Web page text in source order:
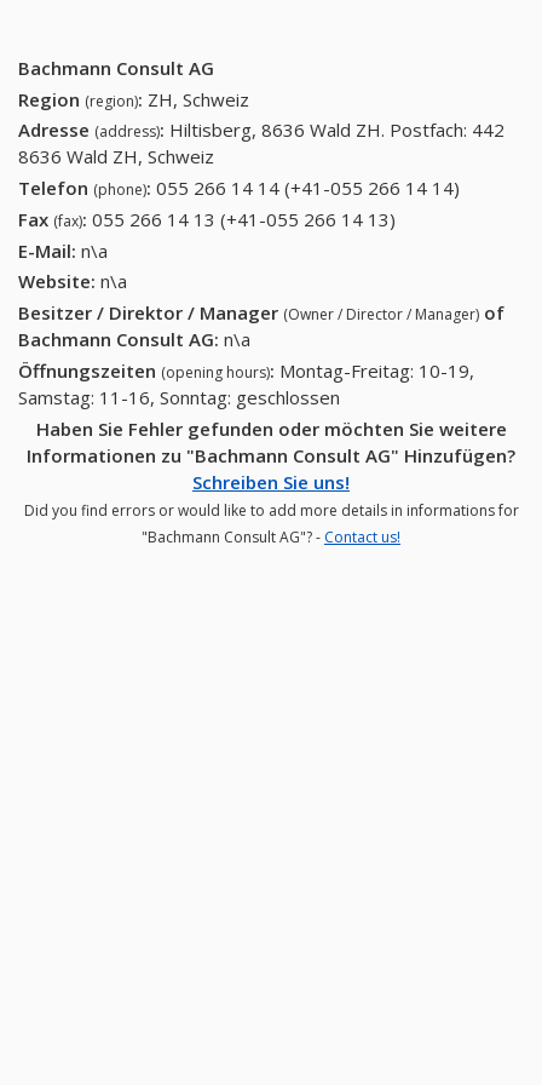
Bachmann Consult AG
Region (region): ZH, Schweiz
Adresse (address): Hiltisberg, 8636 Wald ZH. Postfach: 442
8636 Wald ZH, Schweiz
Telefon (phone): 055 266 14 14 (+41-055 266 14 14)
Fax (fax): 055 266 14 13 (+41-055 266 14 13)
E-Mail: n\a
Website: n\a
Besitzer / Direktor / Manager (Owner / Director / Manager) of
Bachmann Consult AG: n\a
Öffnungszeiten (opening hours): Montag-Freitag: 10-19,
Samstag: 11-16, Sonntag: geschlossen
Haben Sie Fehler gefunden oder möchten Sie weitere
Informationen zu "Bachmann Consult AG" Hinzufügen?
Schreiben Sie uns!
Did you find errors or would like to add more details in informations for
"Bachmann Consult AG"? - Contact us!